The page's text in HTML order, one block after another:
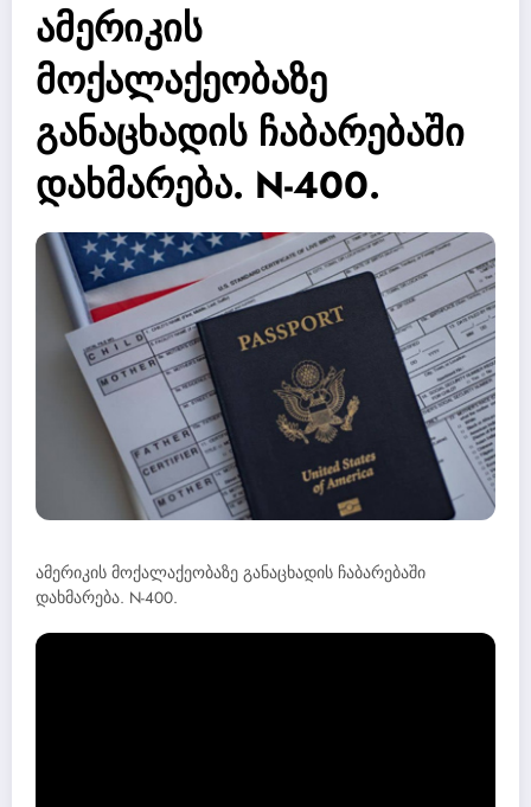
ამერიკის
მოქალაქეობაზე
განაცხადის ჩაბარებაში
დახმარება. N-400.
ამერიკის მოქალაქეობაზე განაცხადის ჩაბარებაში
დახმარება. N-400.